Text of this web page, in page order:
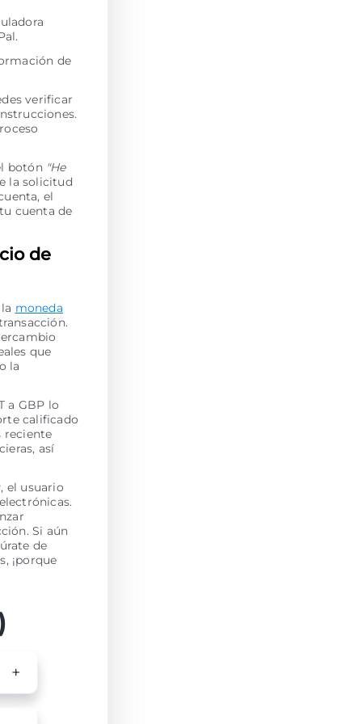
de
verificar
botón "He
la solicitud
el
cuenta de
de
moneda
que
la
a GBP lo
calificado
reciente
así
el usuario
Si aún
de
¡porque